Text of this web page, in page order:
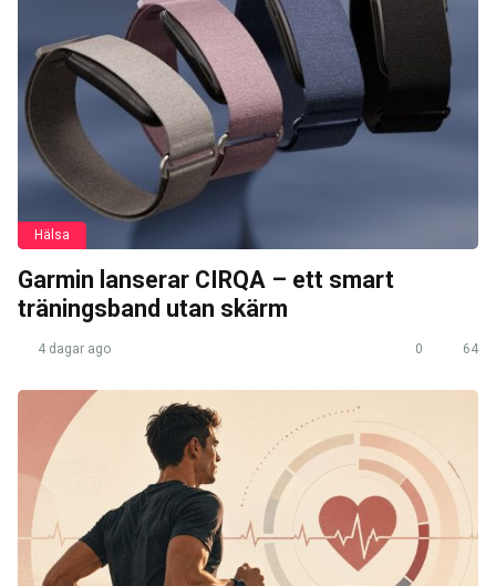
Hälsa
Garmin lanserar CIRQA – ett smart
träningsband utan skärm
4 dagar ago 0 64